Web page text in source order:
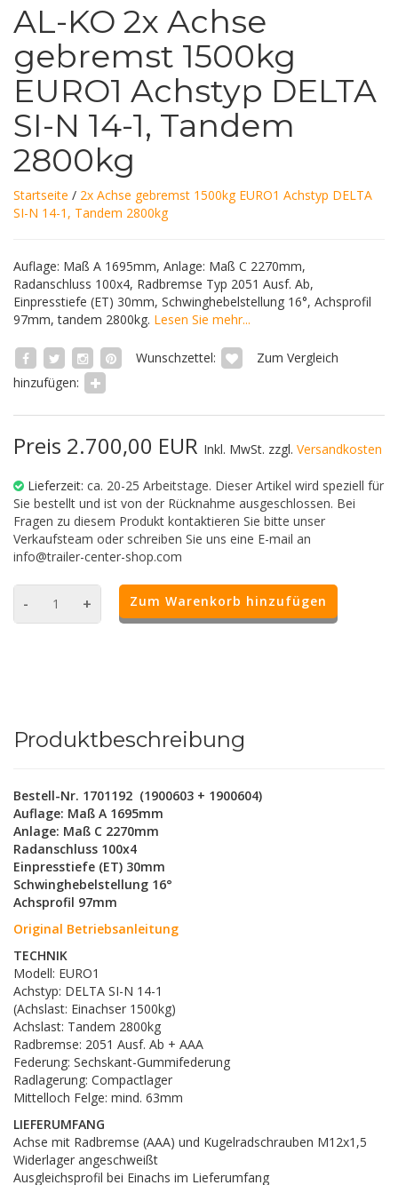
AL-KO 2x Achse
gebremst 1500kg
EURO1 Achstyp DELTA
SI-N 14-1, Tandem
2800kg
Startseite / 2x Achse gebremst 1500kg EURO1 Achstyp DELTA
SI-N 14-1, Tandem 2800kg
Auflage: Maß A 1695mm, Anlage: Maß C 2270mm,
Radanschluss 100x4, Radbremse Typ 2051 Ausf. Ab,
Einpresstiefe (ET) 30mm, Schwinghebelstellung 16°, Achsprofil
97mm, tandem 2800kg. Lesen Sie mehr...
Wunschzettel:
Zum Vergleich
hinzufügen:
Preis 2.700,00 EUR Inkl. MwSt. zzgl. Versandkosten
Lieferzeit: ca. 20-25 Arbeitstage. Dieser Artikel wird speziell für
Sie bestellt und ist von der Rücknahme ausgeschlossen. Bei
Fragen zu diesem Produkt kontaktieren Sie bitte unser
Verkaufsteam oder schreiben Sie uns eine E-mail an
info@trailer-center-shop.com
- + Zum Warenkorb hinzufügen
Produktbeschreibung
Bestell-Nr. 1701192 (1900603 + 1900604)
Auflage: Maß A 1695mm
Anlage: Maß C 2270mm
Radanschluss 100x4
Einpresstiefe (ET) 30mm
Schwinghebelstellung 16°
Achsprofil 97mm
Original Betriebsanleitung
TECHNIK
Modell: EURO1
Achstyp: DELTA SI-N 14-1
(Achslast: Einachser 1500kg)
Achslast: Tandem 2800kg
Radbremse: 2051 Ausf. Ab + AAA
Federung: Sechskant-Gummifederung
Radlagerung: Compactlager
Mittelloch Felge: mind. 63mm
LIEFERUMFANG
Achse mit Radbremse (AAA) und Kugelradschrauben M12x1,5
Widerlager angeschweißt
Ausgleichsprofil bei Einachs im Lieferumfang